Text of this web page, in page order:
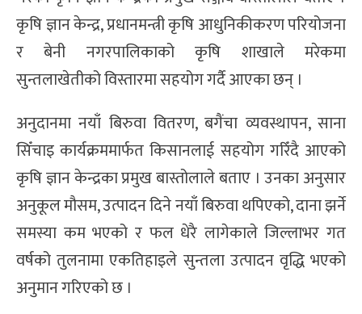
कृषि ज्ञान केन्द्र, प्रधानमन्त्री कृषि आधुनिकीकरण परियोजना
र बेनी नगरपालिकाको कृषि शाखाले मरेकमा
सुन्तलाखेतीको विस्तारमा सहयोग गर्दै आएका छन् ।
अनुदानमा नयाँ बिरुवा वितरण, बगैंचा व्यवस्थापन, साना
सिँचाइ कार्यक्रममार्फत किसानलाई सहयोग गरिँदै आएको
कृषि ज्ञान केन्द्रका प्रमुख बास्तोलाले बताए । उनका अनुसार
अनुकूल मौसम, उत्पादन दिने नयाँ बिरुवा थपिएको, दाना झर्ने
समस्या कम भएको र फल धेरै लागेकाले जिल्लाभर गत
वर्षको तुलनामा एकतिहाइले सुन्तला उत्पादन वृद्धि भएको
अनुमान गरिएको छ ।